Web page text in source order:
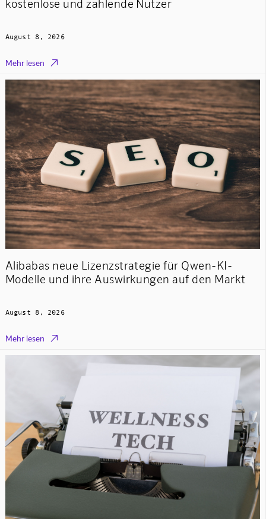
kostenlose und zahlende Nutzer
August 8, 2026
Mehr lesen 
Alibabas neue Lizenzstrategie für Qwen-KI-
Modelle und ihre Auswirkungen auf den Markt
August 8, 2026
Mehr lesen 